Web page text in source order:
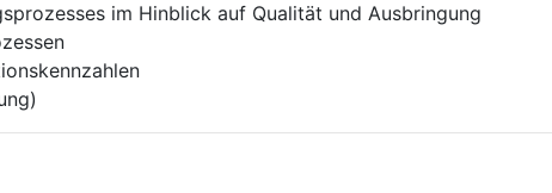
im Hinblick auf Qualität und Ausbringung